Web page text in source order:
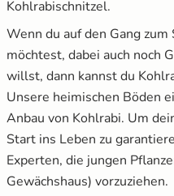
Vorteile des
5. Standort,
5.1 Standort
5.2 Keimtemperatur
5.3 Keimdauer
Kohlrabischnitzel.
Wenn du auf den Gang
möchtest, dabei auch noch
willst, dann kannst du
Unsere heimischen Böden
Anbau von Kohlrabi. Um
Start ins Leben zu
Experten, die jungen
Gewächshaus) vorzuziehen.
Küchenkräuter
Kürbis
Mangold
Melone
Robuste Tomatensorten
Romatomaten
Russische Tomaten
Schwarze Tomaten